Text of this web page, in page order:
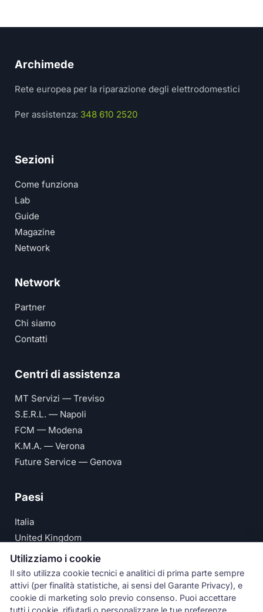
Archimede
Rete europea per la riparazione degli elettrodomestici
Per assistenza: 348 610 2520
Sezioni
Come funziona
Lab
Guide
Magazine
Network
Network
Partner
Chi siamo
Contatti
Centri di assistenza
MT Servizi — Treviso
S.E.R.L. — Napoli
FCM — Modena
K.M.A. — Verona
Future Service — Genova
Paesi
Italia
United Kingdom
Deutschland
España
© Numeri Primi Srl — P.IVA IT11621120960 ·Privacy e
Utilizziamo i cookie
Il sito utilizza cookie tecnici e analitici di prima parte sempre
attivi (per finalità statistiche, ai sensi del Garante Privacy), e
cookie di marketing solo previo consenso. Puoi accettare
tutti i cookie, rifiutarli o personalizzare le tue preferenze.